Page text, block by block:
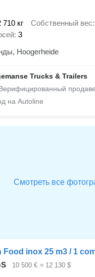
710 кг Собственный вес
3
Hoogerheide
Trucks & Trailers
на Autoline
Food inox 25 m3 / 1
10 500 € ≈ 12 130 $